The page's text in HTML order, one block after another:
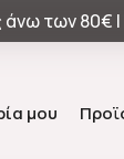
άνω των80€ |
μου